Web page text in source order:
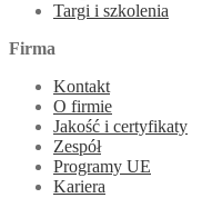
Targi i szkolenia
Firma
Kontakt
O firmie
Jakość i certyfikaty
Zespół
Programy UE
Kariera